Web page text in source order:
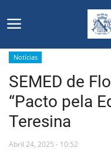
Início
Editais
Floriano
Notícias
SEMED de
“Pacto pela
Teresina
Abril 24, 2025 - 10:52